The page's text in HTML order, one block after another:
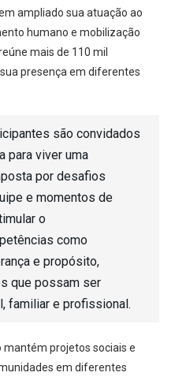
ampliado sua atuação ao
humano e mobilização
mais de 110 mil
presença em diferentes
são convidados
para viver uma
por desafios
e momentos de
o
como
e propósito,
que possam ser
familiar e profissional.
projetos sociais e
em diferentes